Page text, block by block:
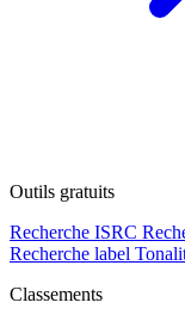
Outils gratuits
Recherche ISRC
Recherche label
Classements